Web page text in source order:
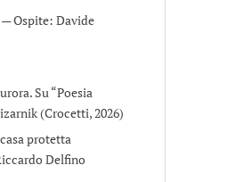
— Ospite: Davide
Su “Poesia
(Crocetti, 2026)
protetta
Delfino